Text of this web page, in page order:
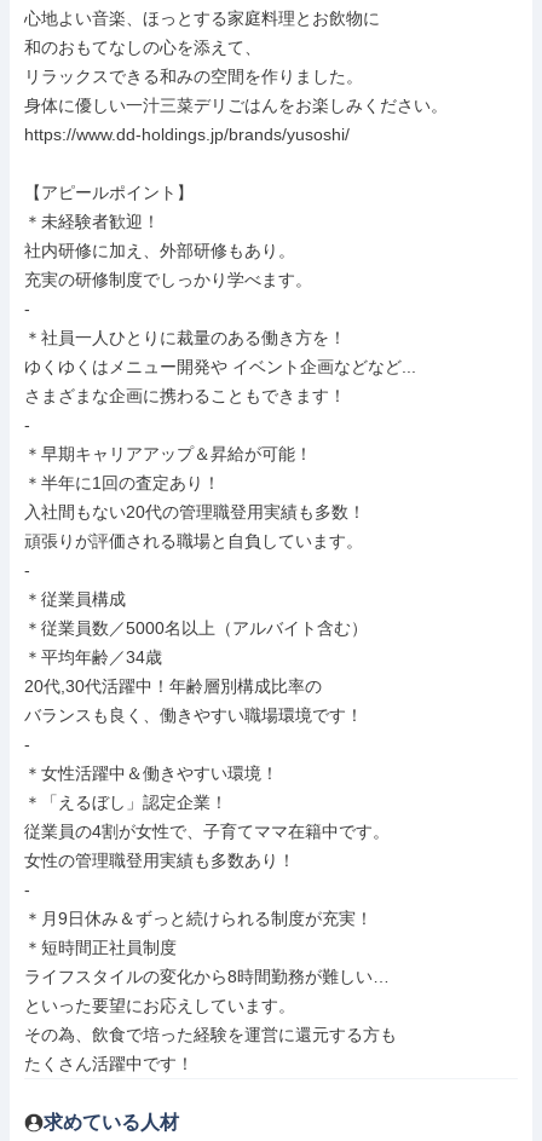
心地よい音楽、ほっとする家庭料理とお飲物に
和のおもてなしの心を添えて、
リラックスできる和みの空間を作りました。
身体に優しい一汁三菜デリごはんをお楽しみください。
https://www.dd-holdings.jp/brands/yusoshi/
【アピールポイント】
＊未経験者歓迎！
社内研修に加え、外部研修もあり。
充実の研修制度でしっかり学べます。
-
＊社員一人ひとりに裁量のある働き方を！
ゆくゆくはメニュー開発や イベント企画などなど...
さまざまな企画に携わることもできます！
-
＊早期キャリアアップ＆昇給が可能！
＊半年に1回の査定あり！
入社間もない20代の管理職登用実績も多数！
頑張りが評価される職場と自負しています。
-
＊従業員構成
＊従業員数／5000名以上（アルバイト含む）
＊平均年齢／34歳
20代,30代活躍中！年齢層別構成比率の
バランスも良く、働きやすい職場環境です！
-
＊女性活躍中＆働きやすい環境！
＊「えるぼし」認定企業！
従業員の4割が女性で、子育てママ在籍中です。
女性の管理職登用実績も多数あり！
-
＊月9日休み＆ずっと続けられる制度が充実！
＊短時間正社員制度
ライフスタイルの変化から8時間勤務が難しい…
といった要望にお応えしています。
その為、飲食で培った経験を運営に還元する方も
たくさん活躍中です！
求めている人材